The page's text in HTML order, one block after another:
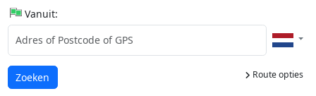
Vanuit:
Route opties
Laden...
Zoeken